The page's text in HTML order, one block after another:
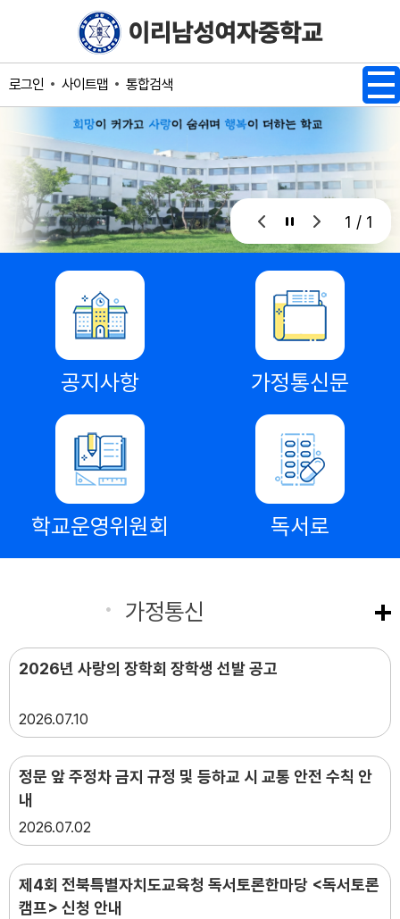
로그인 사이트맵 통합검색
1 / 1
공지사항 가정통신문
학교운영위원회 독서로
가정통신
2026년 사랑의 장학회 장학생 선발 공고
2026 07.10
정문 앞 주정차 금지 규정 및 등하교 시 교통 안전 수칙 안
내
2026 07.02
제4회 전북특별자치도교육청 독서토론한마당 <독서토론
캠프> 신청 안내